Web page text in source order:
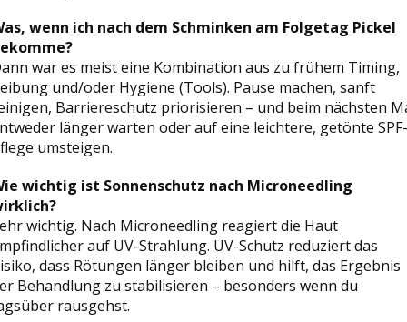
wenn ich nach dem Schminken am Folgetag Pickel
war es meist eine Kombination aus zu frühem Timing,
und/oder Hygiene (Tools). Pause machen, sanft
Barriereschutz priorisieren – und beim nächsten
länger warten oder auf eine leichtere, getönte SPF-
umsteigen.
wichtig ist Sonnenschutz nach Microneedling
wichtig. Nach Microneedling reagiert die Haut
auf UV-Strahlung. UV-Schutz reduziert das
dass Rötungen länger bleiben und hilft, das Ergebnis
Behandlung zu stabilisieren – besonders wenn du
rausgehst.